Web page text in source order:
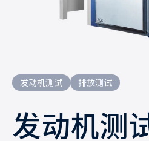
发动机测试 排放测试
发动机测